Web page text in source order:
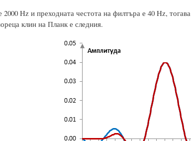
2000 Hz и преходната честота на филтъра е 40 Hz, тогава
клин на Планк е следния.